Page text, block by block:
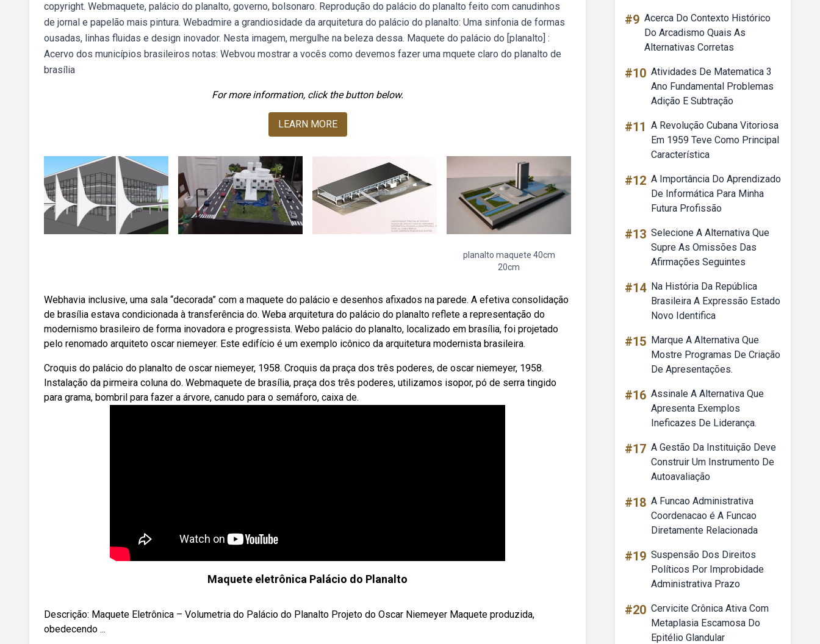
copyright. Webmaquete, palácio do planalto, governo, bolsonaro. Reprodução do palácio do planalto feito com canudinhos
de jornal e papelão mais pintura. Webadmire a grandiosidade da arquitetura do palácio do planalto: Uma sinfonia de formas
ousadas, linhas fluidas e design inovador. Nesta imagem, mergulhe na beleza dessa. Maquete do palácio do [planalto] :
Acervo dos municípios brasileiros notas: Webvou mostrar a vocês como devemos fazer uma mquete claro do planalto de
brasília
For more information, click the button below.
LEARN MORE
planalto maquete 40cm
20cm
Webhavia inclusive, uma sala “decorada” com a maquete do palácio e desenhos afixados na parede. A efetiva consolidação
de brasília estava condicionada à transferência do. Weba arquitetura do palácio do planalto reflete a representação do
modernismo brasileiro de forma inovadora e progressista. Webo palácio do planalto, localizado em brasília, foi projetado
pelo renomado arquiteto oscar niemeyer. Este edifício é um exemplo icônico da arquitetura modernista brasileira.
Croquis do palácio do planalto de oscar niemeyer, 1958. Croquis da praça dos três poderes, de oscar niemeyer, 1958.
Instalação da pirmeira coluna do. Webmaquete de brasília, praça dos três poderes, utilizamos isopor, pó de serra tingido
para grama, bombril para fazer a árvore, canudo para o semáforo, caixa de.
Maquete eletrônica Palácio do Planalto
Descrição: Maquete Eletrônica – Volumetria do Palácio do Planalto Projeto do Oscar Niemeyer Maquete produzida,
obedecendo ...
#9 Acerca Do Contexto Histórico
Do Arcadismo Quais As
Alternativas Corretas
#10 Atividades De Matematica 3
Ano Fundamental Problemas
Adição E Subtração
#11 A Revolução Cubana Vitoriosa
Em 1959 Teve Como Principal
Característica
#12 A Importância Do Aprendizado
De Informática Para Minha
Futura Profissão
#13 Selecione A Alternativa Que
Supre As Omissões Das
Afirmações Seguintes
#14 Na História Da República
Brasileira A Expressão Estado
Novo Identifica
#15 Marque A Alternativa Que
Mostre Programas De Criação
De Apresentações.
#16 Assinale A Alternativa Que
Apresenta Exemplos
Ineficazes De Liderança.
#17 A Gestão Da Instituição Deve
Construir Um Instrumento De
Autoavaliação
#18 A Funcao Administrativa
Coordenacao é A Funcao
Diretamente Relacionada
#19 Suspensão Dos Direitos
Políticos Por Improbidade
Administrativa Prazo
#20 Cervicite Crônica Ativa Com
Metaplasia Escamosa Do
Epitélio Glandular